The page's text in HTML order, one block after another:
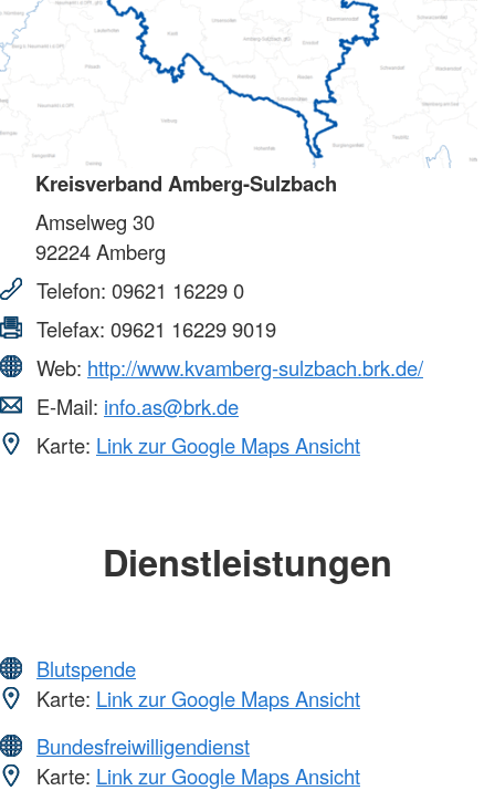
Kreisverband Amberg-Sulzbach
Amselweg 30
92224Amberg
Telefon: 09621 16229 0
Telefax: 09621 16229 9019
Web: http://www.kvamberg-sulzbach.brk.de/
E-Mail: info.as@brk.de
Karte: Link zur Google Maps Ansicht
Dienstleistungen
Blutspende
Karte: Link zur Google Maps Ansicht
Bundesfreiwilligendienst
Karte: Link zur Google Maps Ansicht